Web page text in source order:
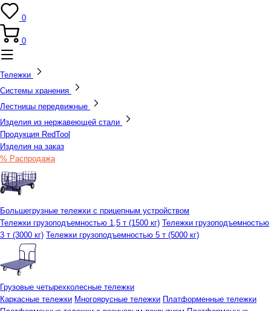
0
0
Тележки
Системы хранения
Лестницы передвижные
Изделия из нержавеющей стали
Продукция RedTool
Изделия на заказ
% Распродажа
Большегрузные тележки с прицепным устройством
Тележки грузоподъемностью 1,5 т (1500 кг) Тележки грузоподъемностью
3 т (3000 кг) Тележки грузоподъемностью 5 т (5000 кг)
Грузовые четырехколесные тележки
Каркасные тележки Многоярусные тележки Платформенные тележки